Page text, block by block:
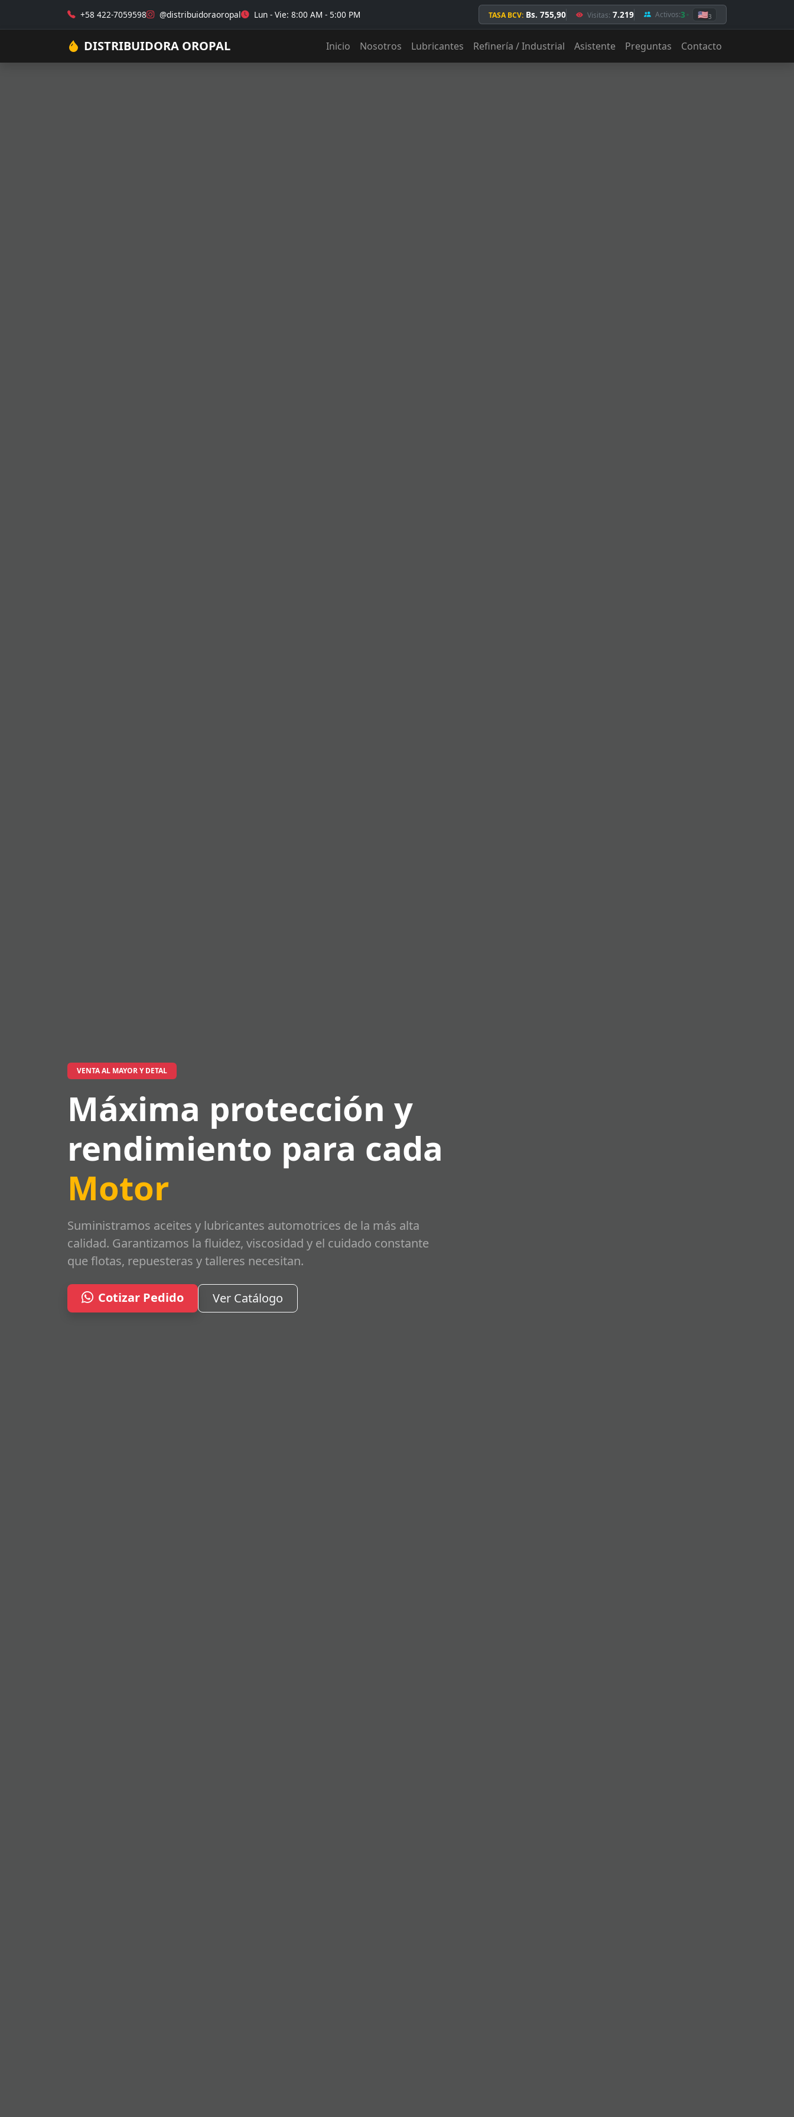
+58 422-7059598 @distribuidoraoropal Lun - Vie: 8:00 AM - 5:00 PM TASA BCV: Bs. 755,90 Visitas: 7.219 Activos:3 🇺🇸3
DISTRIBUIDORA OROPAL Inicio Nosotros Lubricantes Refinería / Industrial Asistente Preguntas Contacto
VENTA AL MAYOR Y DETAL
Máxima protección y
rendimiento para cada
Motor
Suministramos aceites y lubricantes automotrices de la más alta
calidad. Garantizamos la fluidez, viscosidad y el cuidado constante
que flotas, repuesteras y talleres necesitan.
Cotizar Pedido Ver Catálogo